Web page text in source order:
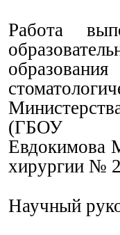
Работа
Евдокимова
хирургии №
Научный